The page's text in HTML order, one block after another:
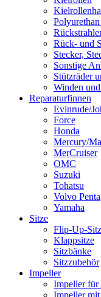
Rück- und
Stecker,
Sonstige
Stützräder
Winden
Reparaturfinnen
Evinrude/
Force
Honda
Mercury/
MerCruiser
OMC
Suzuki
Tohatsu
Volvo Penta
Yamaha
Sitze
Flip-Up-
Klappsitze
Sitzbänke
Sitzzubehör
Impeller
Impeller für